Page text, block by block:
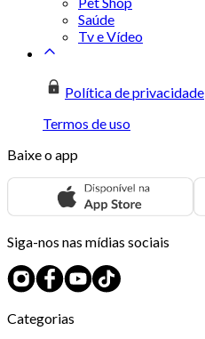
Saúde
Tv e Vídeo
Política de privacidade
Termos de uso
Baixe o app
Siga-nos nas mídias sociais
Categorias